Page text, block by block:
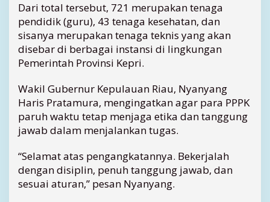
u
h
W
a
d
i
K
e
r
,
I
Dari total tersebut, 721 merupakan tenaga
pendidik (guru), 43 tenaga kesehatan, dan
sisanya merupakan tenaga teknis yang akan
disebar di berbagai instansi di lingkungan
Pemerintah Provinsi Kepri.
Wakil Gubernur Kepulauan Riau, Nyanyang
Haris Pratamura, mengingatkan agar para PPPK
paruh waktu tetap menjaga etika dan tanggung
jawab dalam menjalankan tugas.
“Selamat atas pengangkatannya. Bekerjalah
dengan disiplin, penuh tanggung jawab, dan
sesuai aturan,” pesan Nyanyang.